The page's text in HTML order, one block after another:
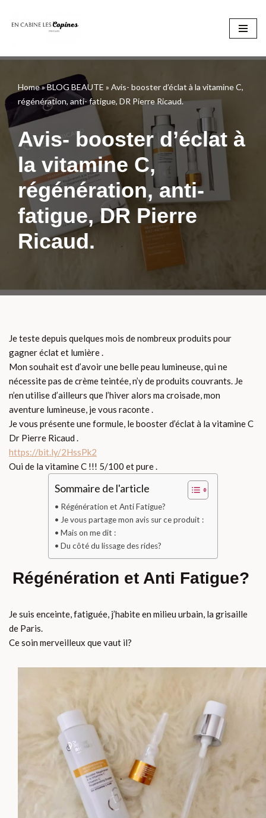
contenu
Home»BLOG BEAUTE » Avis- booster d’éclat à la vitamine C,
régénération, anti- fatigue, DR Pierre Ricaud.
Avis- booster d’éclat à
la vitamine C,
régénération, anti-
fatigue, DR Pierre
Ricaud.
Je teste depuis quelques mois de nombreux produits pour
gagner éclat et lumière .
Mon souhait est d’avoir une belle peau lumineuse, qui ne
nécessite pas de crème teintée, n’y de produits couvrants. Je
n’en utilise d’ailleurs que l’hiver alors ma croisade, mon
aventure lumineuse, je vous raconte .
Je vous présente une formule, le booster d’éclat à la vitamine C
Dr Pierre Ricaud .
https://bit.ly/2HssPk2
Oui de la vitamine C !!! 5/100 et pure .
Sommaire de l'article
Régénération et Anti Fatigue?
Je vous partage mon avis sur ce produit :
Mais on me dit :
Du côté du lissage des rides?
Régénération et Anti Fatigue?
Je suis enceinte, fatiguée, j’habite en milieu urbain, la grisaille
de Paris.
Ce soin merveilleux que vaut il?